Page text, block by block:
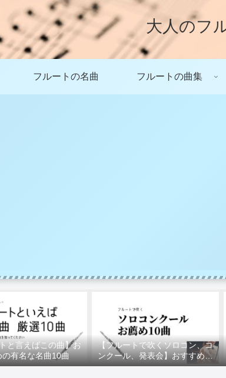
大人のフ
フルートの名曲 フルートの曲集
と言えばこの曲】お
の有名な名曲10曲
【フルートで吹くソロコン、コ
ンクール、発表会】おすすめの
10曲